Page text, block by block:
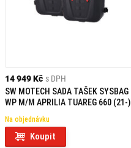
14 949 Kč s DPH
SW MOTECH SADA TAŠEK SYSBAG
WP M/M APRILIA TUAREG 660 (21-)
Na objednávku
Koupit